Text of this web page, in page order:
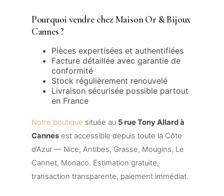
Pourquoi vendre chez Maison Or & Bijoux
Cannes ?
Pièces expertisées et authentifiées
Facture détaillée avec garantie de
conformité
Stock régulièrement renouvelé
Livraison sécurisée possible partout
en France
Notre boutique située au 5 rue Tony Allard à
Cannesest accessible depuis toute la Côte
d’Azur — Nice, Antibes, Grasse, Mougins, Le
Cannet, Monaco. Estimation gratuite,
transaction transparente, paiement immédiat.